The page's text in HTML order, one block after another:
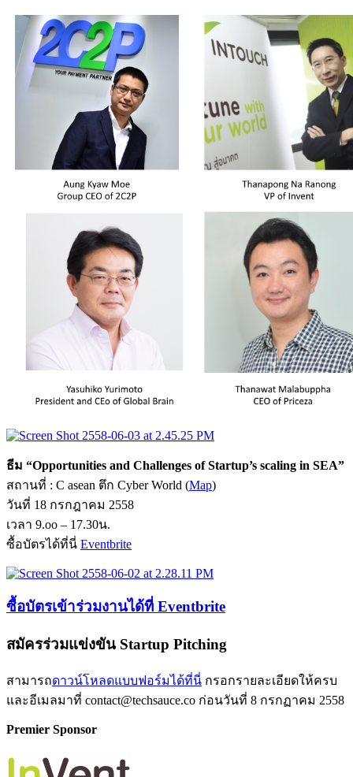
ธีม “Opportunities and Challenges of Startup’s scaling in SEA”
สถานที่ : C asean ตึก Cyber World (Map)
วันที่ 18 กรกฎาคม 2558
เวลา 9.oo – 17.30น.
ซื้อบัตรได้ที่นี่ Eventbrite
ซื้อบัตรเข้าร่วมงานได้ที่ Eventbrite
สมัครร่วมแข่งขัน Startup Pitching
สามารถดาวน์โหลดแบบฟอร์มได้ที่นี่ กรอกรายละเอียดให้ครบ
และอีเมลมาที่ contact@techsauce.co ก่อนวันที่ 8 กรกฏาคม 2558
Premier Sponsor